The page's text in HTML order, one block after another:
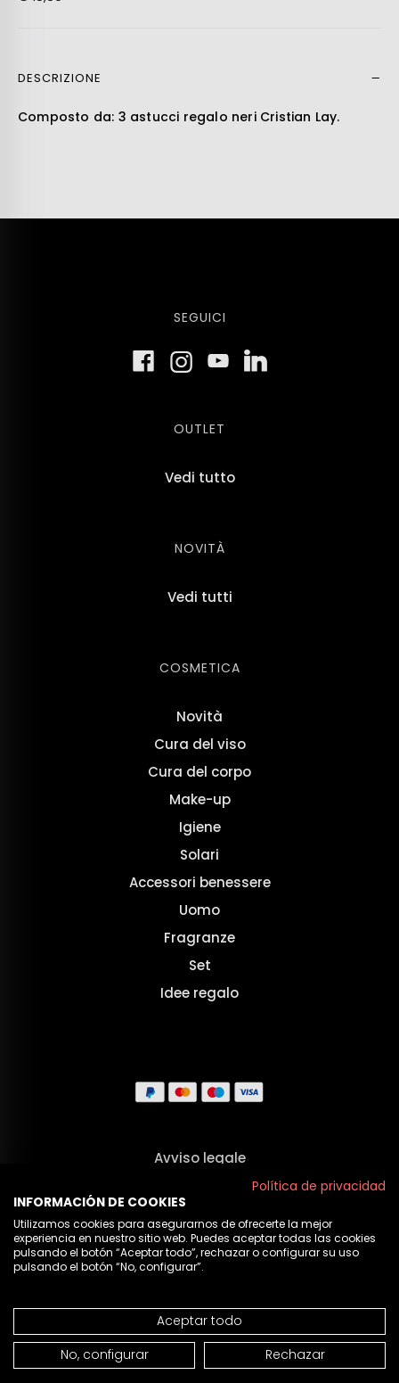
AGGIUNGI AL CARRELLO
DESCRIZIONE
Composto da: 3 astucci regalo neri Cristian Lay.
SEGUICI
OUTLET
Vedi tutto
NOVITÀ
Vedi tutti
COSMETICA
Novità
Cura del viso
Cura del corpo
Make-up
Igiene
Solari
Accessori benessere
Uomo
Fragranze
Set
Idee regalo
Avviso legale
Termini e Condizioni
Politica sui cookie
Chi Siamo
© 2026 Cristian Lay
Política de privacidad
INFORMACIÓN DE COOKIES
Utilizamos cookies para asegurarnos de ofrecerte la mejor
experiencia en nuestro sitio web. Puedes aceptar todas las cookies
pulsando el botón “Aceptar todo”, rechazar o configurar su uso
pulsando el botón “No, configurar”.
Aceptar todo
No, configurar
Rechazar